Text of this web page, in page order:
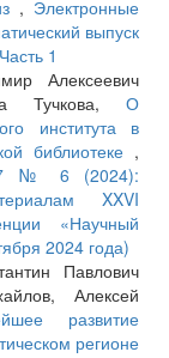
, Электронные
выпуск
1
Алексеевич
Тучкова, О
института в
библиотеке ,
27 № 6 (2024):
XXVI
«Научный
2024 года)
Павлович
Алексей
развитие
регионе